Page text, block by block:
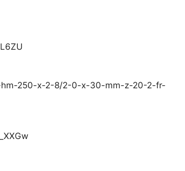
250-x-2-8/2-0-x-30-mm-z-20-2-fr-